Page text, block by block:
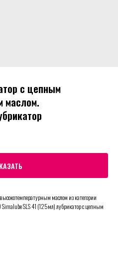
с цепным
маслом.
маслом из категории
SLS 41 (125мл) лубрикатор с цепным